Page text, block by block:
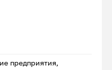
предприятия,